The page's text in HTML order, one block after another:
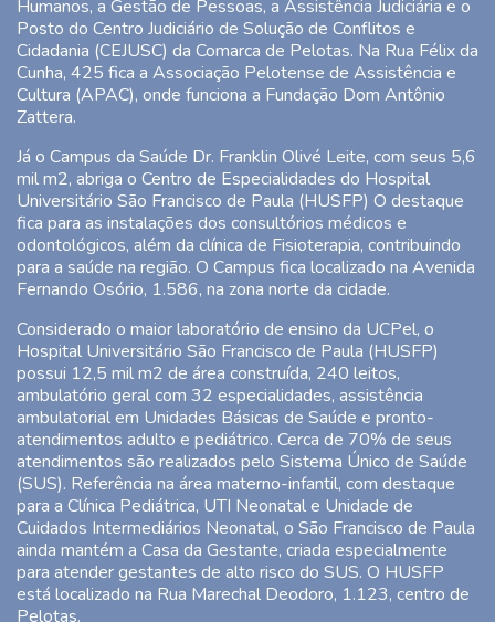
Humanos, a Gestão de Pessoas, a Assistência Judiciária e o
Posto do Centro Judiciário de Solução de Conflitos e
Cidadania (CEJUSC) da Comarca de Pelotas. Na Rua Félix da
Cunha, 425 fica a Associação Pelotense de Assistência e
Cultura (APAC), onde funciona a Fundação Dom Antônio
Zattera.
Já o Campus da Saúde Dr. Franklin Olivé Leite, com seus 5,6
mil m2, abriga o Centro de Especialidades do Hospital
Universitário São Francisco de Paula (HUSFP) O destaque
fica para as instalações dos consultórios médicos e
odontológicos, além da clínica de Fisioterapia, contribuindo
para a saúde na região. O Campus fica localizado na Avenida
Fernando Osório, 1.586, na zona norte da cidade.
Considerado o maior laboratório de ensino da UCPel, o
Hospital Universitário São Francisco de Paula (HUSFP)
possui 12,5 mil m2 de área construída, 240 leitos,
ambulatório geral com 32 especialidades, assistência
ambulatorial em Unidades Básicas de Saúde e pronto-
atendimentos adulto e pediátrico. Cerca de 70% de seus
atendimentos são realizados pelo Sistema Único de Saúde
(SUS). Referência na área materno-infantil, com destaque
para a Clínica Pediátrica, UTI Neonatal e Unidade de
Cuidados Intermediários Neonatal, o São Francisco de Paula
ainda mantém a Casa da Gestante, criada especialmente
para atender gestantes de alto risco do SUS. O HUSFP
está localizado na Rua Marechal Deodoro, 1.123, centro de
Pelotas.